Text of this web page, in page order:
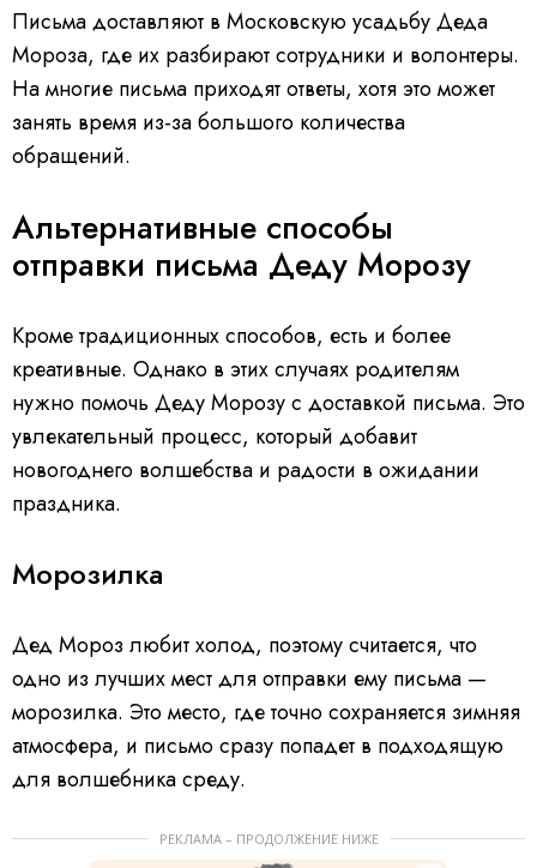
Письма доставляют в Московскую усадьбу Деда
Мороза, где их разбирают сотрудники и волонтеры.
На многие письма приходят ответы, хотя это может
занять время из-за большого количества
обращений.
Альтернативные способы
отправки письма Деду Морозу
Кроме традиционных способов, есть и более
креативные. Однако в этих случаях родителям
нужно помочь Деду Морозу с доставкой письма. Это
увлекательный процесс, который добавит
новогоднего волшебства и радости в ожидании
праздника.
Морозилка
Дед Мороз любит холод, поэтому считается, что
одно из лучших мест для отправки ему письма —
морозилка. Это место, где точно сохраняется зимняя
атмосфера, и письмо сразу попадет в подходящую
для волшебника среду.
РЕКЛАМА – ПРОДОЛЖЕНИЕ НИЖЕ